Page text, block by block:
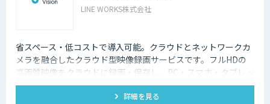
LINE WORKS株式会社
省スペース・低コストで導入可能。クラウドとネットワークカ
メラを融合したクラウド型映像録画サービスです。フルHDの
高画質映像をクラウドに録画・保存し、PC・スマホ・タブレッ
トからいつでもどこでも確認可能。省スペース・低コストで導
入でき、安定した品質と柔軟な運用性を兼ね備えています。
詳細を見る